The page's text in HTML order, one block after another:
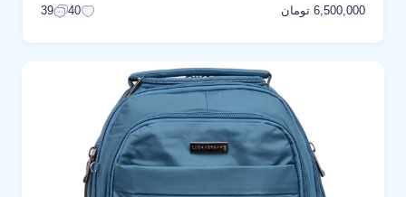
6,500,000 تومان 40
39